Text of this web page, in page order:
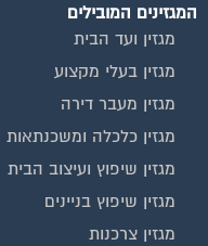
המגזינים המובילים
מגזין ועד הבית
מגזין בעלי מקצוע
מגזין מעבר דירה
מגזין כלכלה ומשכנתאות
מגזין שיפוץ ועיצוב הבית
מגזין שיפוץ בניינים
מגזין צרכנות